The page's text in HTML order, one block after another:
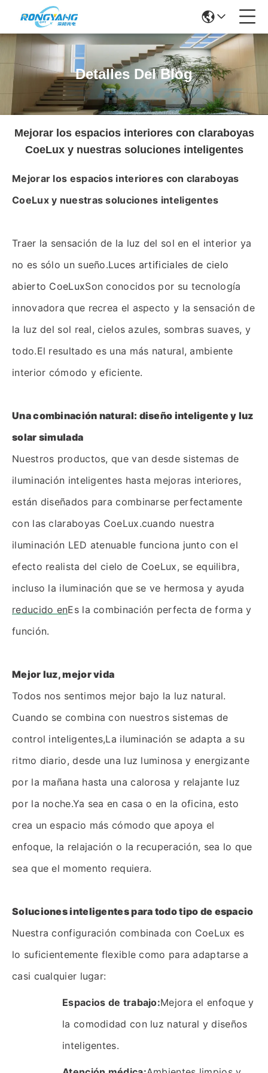
Detalles Del Blog
Mejorar los espacios interiores con claraboyas
CoeLux y nuestras soluciones inteligentes
Mejorar los espacios interiores con claraboyas
CoeLux y nuestras soluciones inteligentes
Traer la sensación de la luz del sol en el interior ya
no es sólo un sueño.Luces artificiales de cielo
abierto CoeLuxSon conocidos por su tecnología
innovadora que recrea el aspecto y la sensación de
la luz del sol real, cielos azules, sombras suaves, y
todo.El resultado es una más natural, ambiente
interior cómodo y eficiente.
Una combinación natural: diseño inteligente y luz
solar simulada
Nuestros productos, que van desde sistemas de
iluminación inteligentes hasta mejoras interiores,
están diseñados para combinarse perfectamente
con las claraboyas CoeLux.cuando nuestra
iluminación LED atenuable funciona junto con el
efecto realista del cielo de CoeLux, se equilibra,
incluso la iluminación que se ve hermosa y ayuda
reducido enEs la combinación perfecta de forma y
función.
Mejor luz, mejor vida
Todos nos sentimos mejor bajo la luz natural.
Cuando se combina con nuestros sistemas de
control inteligentes,La iluminación se adapta a su
ritmo diario, desde una luz luminosa y energizante
por la mañana hasta una calorosa y relajante luz
por la noche.Ya sea en casa o en la oficina, esto
crea un espacio más cómodo que apoya el
enfoque, la relajación o la recuperación, sea lo que
sea que el momento requiera.
Soluciones inteligentes para todo tipo de espacio
Nuestra configuración combinada con CoeLux es
lo suficientemente flexible como para adaptarse a
casi cualquier lugar:
Espacios de trabajo:Mejora el enfoque y
la comodidad con luz natural y diseños
inteligentes.